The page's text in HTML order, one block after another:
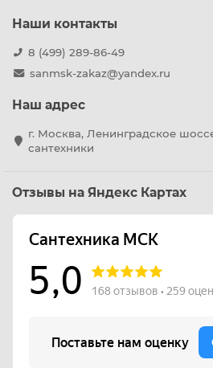
Наши контакты
8 (499) 289-86-49
sanmsk-zakaz@yandex.ru
Наш адрес
г. Москва, Ленинградское
сантехники
Отзывы на Яндекс Картах